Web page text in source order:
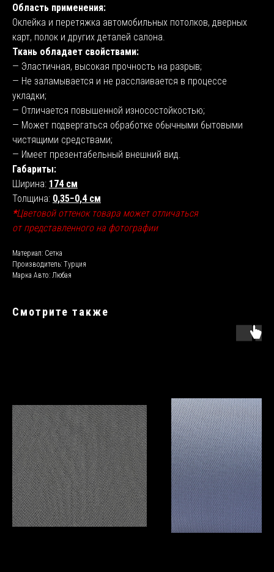
Область применения:
Оклейка и перетяжка автомобильных потолков, дверных
карт, полок и других деталей салона.
Ткань обладает свойствами:
— Эластичная, высокая прочность на разрыв;
— Не заламывается и не расслаивается в процессе
укладки;
— Отличается повышенной износостойкостью;
— Может подвергаться обработке обычными бытовыми
чистящими средствами;
— Имеет презентабельный внешний вид.
Габариты:
Ширина: 174 см
Толщина: 0,35−0,4 см
*Цветовой оттенок товара может отличаться
от представленного на фотографии
Материал: Сетка
Производитель: Турция
Марка Авто: Любая
Смотрите также